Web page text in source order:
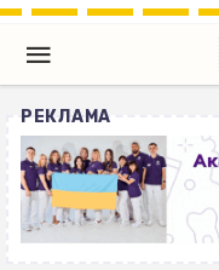
РЕКЛАМА